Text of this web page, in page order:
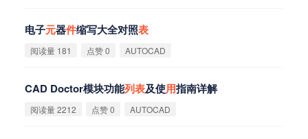
电子元器件缩写大全对照表
阅读量 181 点赞 0 AUTOCAD
CAD Doctor模块功能列表及使用指南详解
阅读量 2212 点赞 0 AUTOCAD